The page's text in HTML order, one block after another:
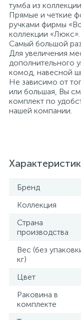
тумба из
Прямые и четкие
ручками фирмы
коллекции «Люкс».
Самый большой
Для увеличения
дополнительного
комод, навесной
Не зависимо от
или большая, Вы
комплект по
нашей компании.
Бренд
Коллекция
Страна
производства
Вес (без
кг)
Цвет
Раковина в
комплекте